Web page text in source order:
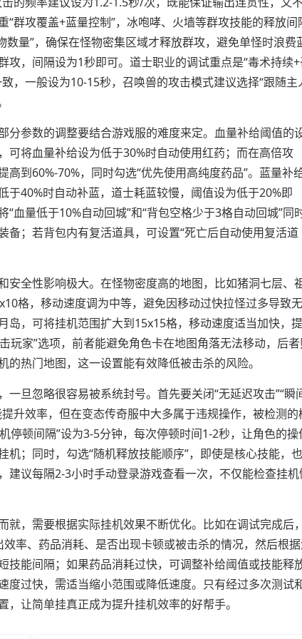
群攻覆盖+蓝量控制”，冰咆哮、火墙等群攻技能的释放间
量”，确保在怪物密集区域才释放群攻，避免单怪时浪费
，间隔设为1秒即可。道士职业的调试重点是“毒术持续+
，一般设为10-15秒，召唤兽的攻击模式建议选择“跟随主
分参数的调整要结合游戏服的难度来定。血量补给阈值的
可将血量补给设为低于30%时自动使用红药；而在高倍攻
到60%-70%，同时勾选“优先使用高纯度药品”。蓝量补
40%时自动补蓝，道士耗蓝较慢，阈值设为低于20%即
血量低于10%自动回城”和“背包空格少于3格自动回城”同
；若背包内有复活道具，可设置“死亡后自动使用复活道
全性影响极大。在怪物密度高的地图，比如猪洞七层、
格，移动速度调为中等，避免因移动过快拉怪过多导致
岛，可将挂机范围扩大到15x15格，移动速度适当加快，
玩家”选项，前者能避免角色卡在地图角落无法移动，后
热门地图，这一设置能有效降低被击杀的风险。
旦忽略很容易被系统封号。首先要关闭“无延迟攻击”“瞬
升效率，但在变态传奇服中大多属于违规操作，被检测的
停顿间隔”设为3-5分钟，每次停顿时间1-2秒，让角色的操
；同时，勾选“随机释放技能顺序”，即使是核心技能，
建议每隔2-3小时手动登录游戏查看一次，不仅能检查挂机
，需要根据实际挂机效果不断优化。比如在调试完成后，
率、药品消耗、是否出现卡顿或被击杀的情况，然后根
技能间隔；如果药品消耗过快，可调整补给阈值或技能释
过快，需适当缩小范围或降低速度。只有经过多次测试
让简单挂真正成为提升挂机效率的好帮手。